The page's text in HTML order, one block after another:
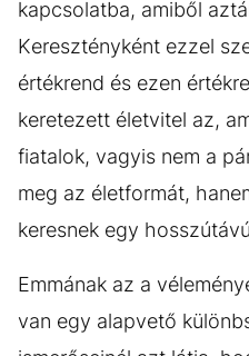
kapcsolatba, amiből
Keresztényként ezzel
értékrend és ezen
keretezett életvitel az,
fiatalok, vagyis nem a
meg az életformát,
keresnek egy
Emmának az a
van egy alapvető